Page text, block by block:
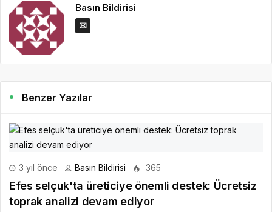
Basın Bildirisi
Benzer Yazılar
3 yıl önce Basın Bildirisi 365
Efes selçuk'ta üreticiye önemli destek: Ücretsiz
toprak analizi devam ediyor